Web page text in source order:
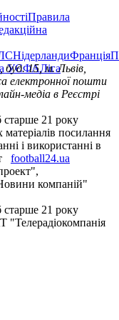
Правила
НідерландиФранція
УЄФАЛіга
буд. 15, м. Львів,
електронної пошти
медіа в Реєстрі
старше 21 року
посилання
і використанні в
football24.ua
компаній"
старше 21 року
"Телерадіокомпанія